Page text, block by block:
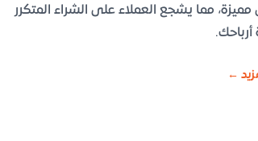
مما يشجع العملاء على الشراء المتكرر
أرباحك.
←